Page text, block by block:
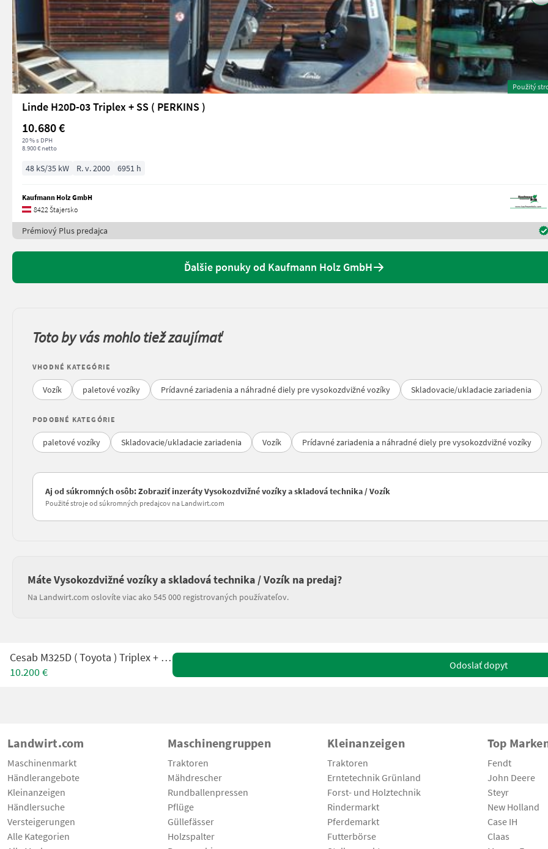
Použitý
Linde H20D-03 Triplex + SS ( PERKINS )
10.680 €
20 % s DPH
8.900 € netto
48 kS/35 kW R. v. 2000 6951 h
Kaufmann Holz GmbH
8422 Štajersko
Prémiový Plus predajca
Ďalšie ponuky od Kaufmann Holz GmbH
Toto by vás mohlo tiež zaujímať
VHODNÉ KATEGÓRIE
Vozík paletové vozíky Prídavné zariadenia a náhradné diely pre vysokozdvižné vozíky Skladovacie/ukladacie zariadenia
PODOBNÉ KATEGÓRIE
paletové vozíky Skladovacie/ukladacie zariadenia Vozík Prídavné zariadenia a náhradné diely pre vysokozdvižné vozíky
Aj od súkromných osôb: Zobraziť inzeráty Vysokozdvižné vozíky a skladová technika / Vozík
Použité stroje od súkromných predajcov na Landwirt.com
Máte Vysokozdvižné vozíky a skladová technika / Vozík na predaj?
Na Landwirt.com oslovíte viac ako 545 000 registrovaných používateľov.
Cesab M325D ( Toyota ) Triplex + SS + 4. Kreis
10.200 €
Odoslať dopyt
Landwirt.com
Maschinenmarkt
Händlerangebote
Kleinanzeigen
Händlersuche
Versteigerungen
Alle Kategorien
Maschinengruppen
Traktoren
Mähdrescher
Rundballenpressen
Pflüge
Güllefässer
Holzspalter
Kleinanzeigen
Traktoren
Erntetechnik Grünland
Forst- und Holztechnik
Rindermarkt
Pferdemarkt
Futterbörse
Top
Fendt
John Deere
Steyr
New Holland
Case IH
Claas